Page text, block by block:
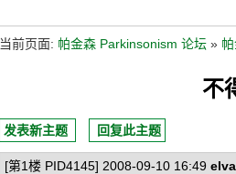
当前页面: 帕金森 Parkinsonism 论坛 »
不
发表新主题 回复此主题
[第1楼 PID4145] 2008-09-10 16:49